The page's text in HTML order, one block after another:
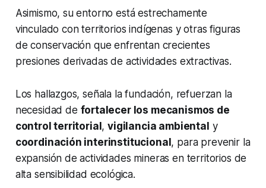
Asimismo, su entorno está estrechamente
vinculado con territorios indígenas y otras figuras
de conservación que enfrentan crecientes
presiones derivadas de actividades extractivas.
Los hallazgos, señala la fundación, refuerzan la
necesidad de fortalecer los mecanismos de
control territorial ,vigilancia ambiental y
coordinación interinstitucional , para prevenir la
expansión de actividades mineras en territorios de
alta sensibilidad ecológica.